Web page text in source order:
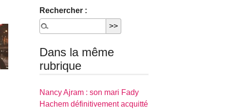
Rechercher :
Dans la même
rubrique
Nancy Ajram : son mari Fady
Hachem définitivement acquitté